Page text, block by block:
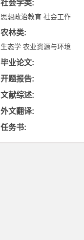
社会学类:
思想政治教育 社会工作
农林类:
生态学 农业资源与环境
毕业论文:
开题报告:
文献综述:
外文翻译:
任务书: